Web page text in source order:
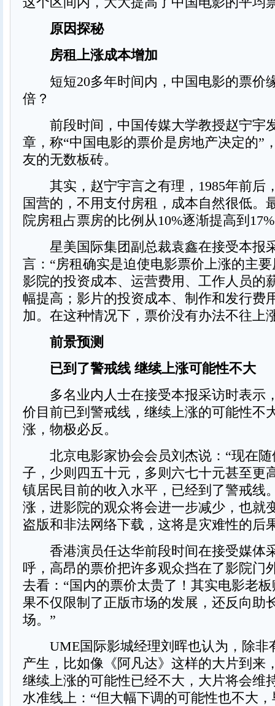
原因探秘
房租上涨成本增加
短短20多年时间内，中国电影的票价
倍？
前段时间，中国传媒大学教授赵宁宇
章，称“中国电影的票价是房地产决定的”
友的无数板砖。
其实，赵宁宇言之有理，1985年前后
国营的，不用支付房租，成本自然很低。
院房租占票房的比例从10%逐渐提高到
星美国际集团副总裁袁鑫在接受本报
言：“房租确实是迫使电影票价上涨的主
影院的投资成本、运营费用、工作人员的
幅提高；影片的投资成本、制作和发行费
加。在这种情况下，票价没有办法不往上
前景预测
已到了警戒线 继续上涨可能性不大
多名业内人士在接受本报采访时表示
价目前已到警戒线，继续上涨的可能性不
涨，物极必反。
北京电影家协会会员刘杰说：“现在随
子，少则四五十元，多则六七十元甚至更
镇居民目前的收入水平，已经到了警戒线
涨，进影院的观众将会进一步减少，也就
盗版和非法网络下载，这将是灾难性的后
香港演员任达华前段时间在接受媒体
呼，高昂的票价把许多观众挡在了影院门
去看：“国内的票价太贵了！其实电影老
果不仅限制了正版市场的发展，还反向助
场。”
UME国际影城经理刘晖也认为，除非
产生，比如像《阿凡达》这样的大片到来
继续上涨的可能性已经不大，大片将会维
水准线上：“但大幅下调的可能性也不大